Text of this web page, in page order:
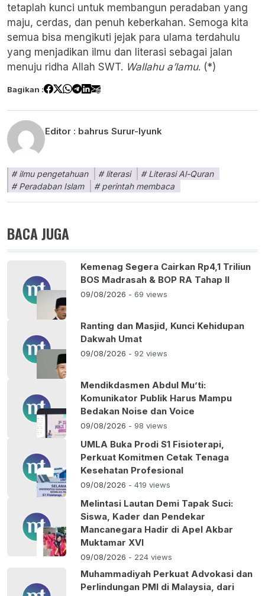
tetaplah kunci untuk membangun peradaban yang
maju, cerdas, dan penuh keberkahan. Semoga kita
semua bisa mengikuti jejak para ulama terdahulu
yang menjadikan ilmu dan literasi sebagai jalan
menuju ridha Allah SWT. Wallahu a’lamu. (*)
Bagikan :
Editor : bahrus Surur-Iyunk
ilmu pengetahuan literasi
Literasi Al-Quran
Peradaban Islam
perintah membaca
BACA JUGA
Kemenag Segera Cairkan Rp4,1 Triliun
BOS Madrasah & BOP RA Tahap II
09/08/2026 - 69 views
Ranting dan Masjid, Kunci Kehidupan
Dakwah Umat
09/08/2026 - 92 views
Mendikdasmen Abdul Mu’ti:
Komunikator Publik Harus Mampu
Bedakan Noise dan Voice
09/08/2026 - 98 views
UMLA Buka Prodi S1 Fisioterapi,
Perkuat Komitmen Cetak Tenaga
Kesehatan Profesional
09/08/2026 - 419 views
Melintasi Lautan Demi Tapak Suci:
Siswa, Kader dan Pendekar
Mancanegara Hadir di Apel Akbar
Muktamar XVI
09/08/2026 - 224 views
Muhammadiyah Perkuat Advokasi dan
Perlindungan PMI di Malaysia, dari